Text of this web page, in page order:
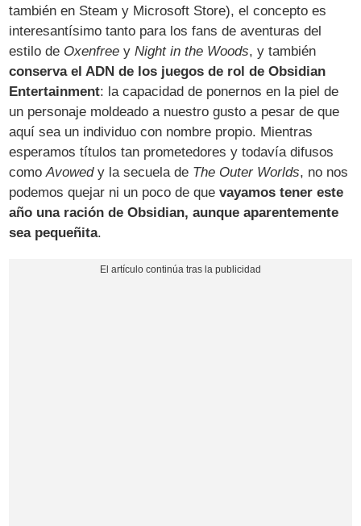
también en Steam y Microsoft Store), el concepto es
interesantísimo tanto para los fans de aventuras del
estilo de Oxenfree yNight in the Woods, y también
conserva el ADN de los juegos de rol de Obsidian
Entertainment: la capacidad de ponernos en la piel de
un personaje moldeado a nuestro gusto a pesar de que
aquí sea un individuo con nombre propio. Mientras
esperamos títulos tan prometedores y todavía difusos
comoAvowedy la secuela de The Outer Worlds, no nos
podemos quejar ni un poco de quevayamos tener este
año una ración de Obsidian, aunque aparentemente
sea pequeñita.